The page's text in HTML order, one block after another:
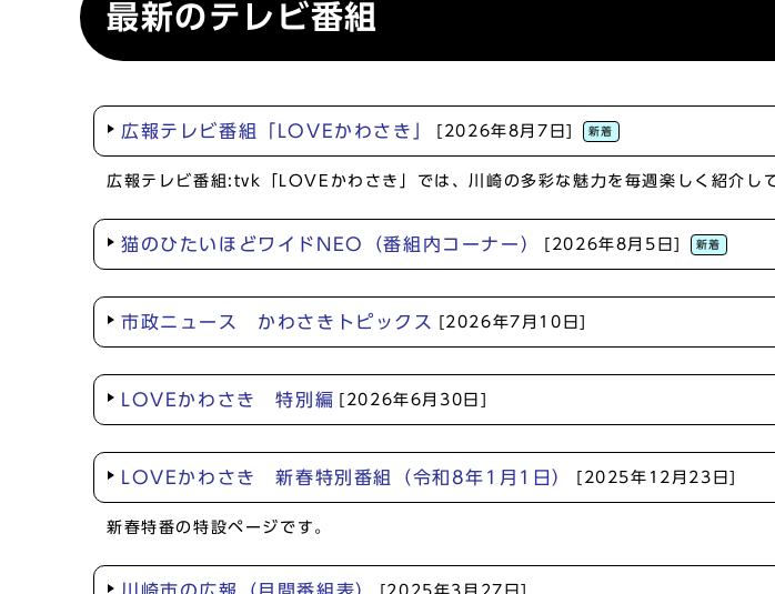
最新のテレビ番組
広報テレビ番組「LOVEかわさき」 [2026年8月7日] 新着
広報テレビ番組:tvk「LOVEかわさき」では、川崎の多彩な魅力を毎週楽しく紹介し
猫のひたいほどワイドNEO（番組内コーナー） [2026年8月5日] 新着
市政ニュース かわさきトピックス [2026年7月10日]
LOVEかわさき 特別編 [2026年6月30日]
LOVEかわさき 新春特別番組（令和8年1月1日） [2025年12月23日]
新春特番の特設ページです。
[2025年3月27日]